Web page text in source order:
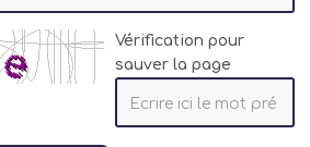
Vérification pour
sauver la page